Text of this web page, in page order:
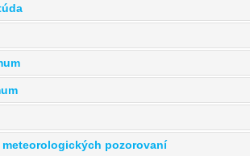
meteorologických pozorovaní